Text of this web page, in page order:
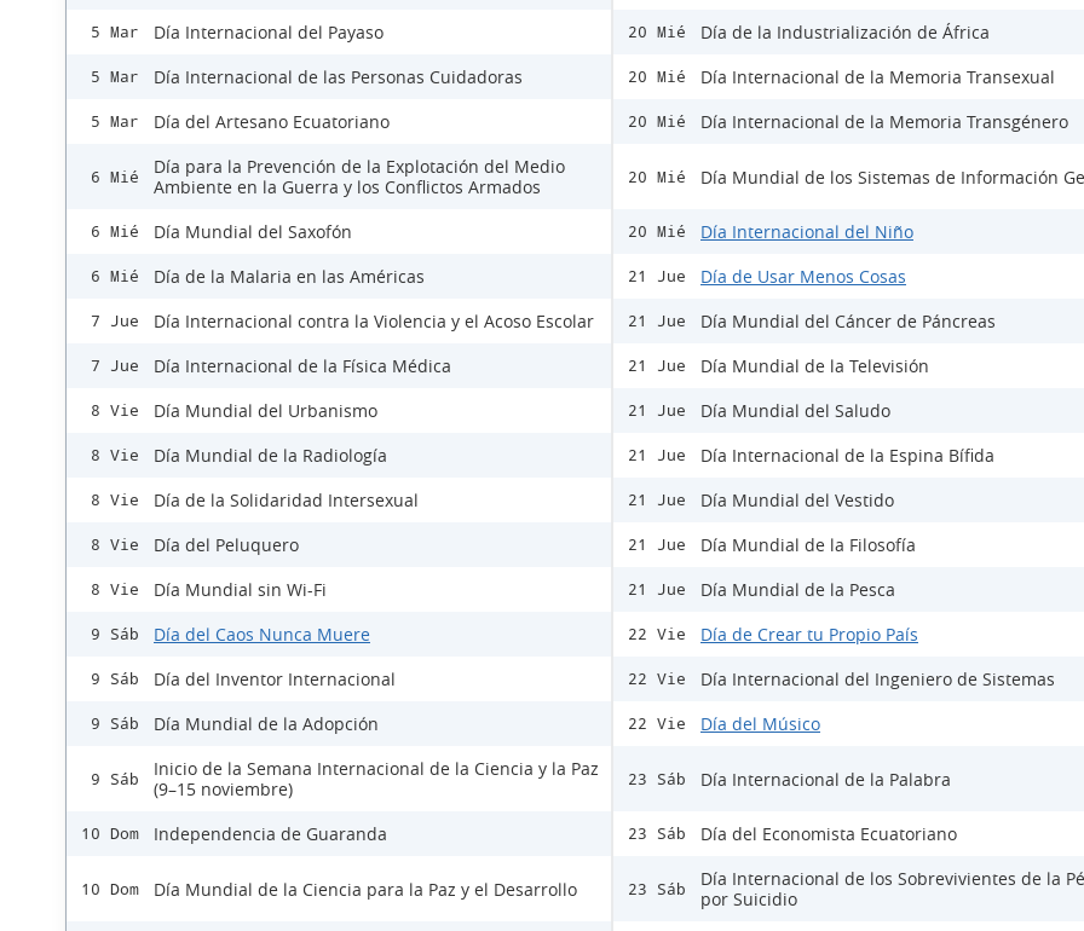
5 Mar Día Internacional del Payaso
5 Mar Día Internacional de las Personas Cuidadoras
5 Mar Día del Artesano Ecuatoriano
6 Mié
Día para la Prevención de la Explotación del Medio
Ambiente en la Guerra y los Conflictos Armados
6 Mié Día Mundial del Saxofón
6 Mié Día de la Malaria en las Américas
7 Jue Día Internacional contra la Violencia y el Acoso Escolar
7 Jue Día Internacional de la Física Médica
8 Vie Día Mundial del Urbanismo
8 Vie Día Mundial de la Radiología
8 Vie Día de la Solidaridad Intersexual
8 Vie Día del Peluquero
8 Vie Día Mundial sin Wi-Fi
9 Sáb Día del Caos Nunca Muere
9 Sáb Día del Inventor Internacional
9 Sáb Día Mundial de la Adopción
9 Sáb
Inicio de la Semana Internacional de la Ciencia y la Paz
(9–15 noviembre)
10 Dom Independencia de Guaranda
10 Dom Día Mundial de la Ciencia para la Paz y el Desarrollo
20 Mié Día de la Industrialización de África
20 Mié Día Internacional de la Memoria Transexual
20 Mié Día Internacional de la Memoria Transgénero
20 Mié Día Mundial de los Sistemas de Información
20 Mié Día Internacional del Niño
21 Jue Día de Usar Menos Cosas
21 Jue Día Mundial del Cáncer de Páncreas
21 Jue Día Mundial de la Televisión
21 Jue Día Mundial del Saludo
21 Jue Día Internacional de la Espina Bífida
21 Jue Día Mundial del Vestido
21 Jue Día Mundial de la Filosofía
21 Jue Día Mundial de la Pesca
22 Vie Día de Crear tu Propio País
22 Vie Día Internacional del Ingeniero de Sistemas
22 Vie Día del Músico
23 Sáb Día Internacional de la Palabra
23 Sáb Día del Economista Ecuatoriano
23 Sáb
Día Internacional de los Sobrevivientes de la
por Suicidio